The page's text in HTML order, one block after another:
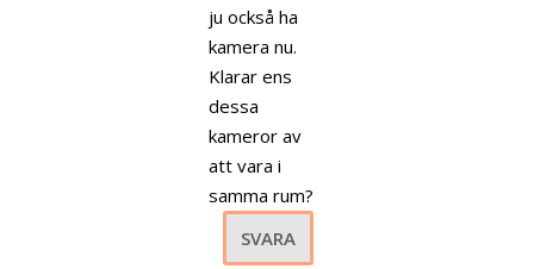
ju också ha
kamera nu.
Klarar ens
dessa
kameror av
att vara i
samma rum?
SVARA